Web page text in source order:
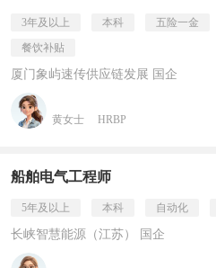
3年及以上 本科 五险一金
餐饮补贴
厦门象屿速传供应链发展 国企
黄女士 HRBP
船舶电气工程师
5年及以上 本科 自动化
长峡智慧能源（江苏） 国企